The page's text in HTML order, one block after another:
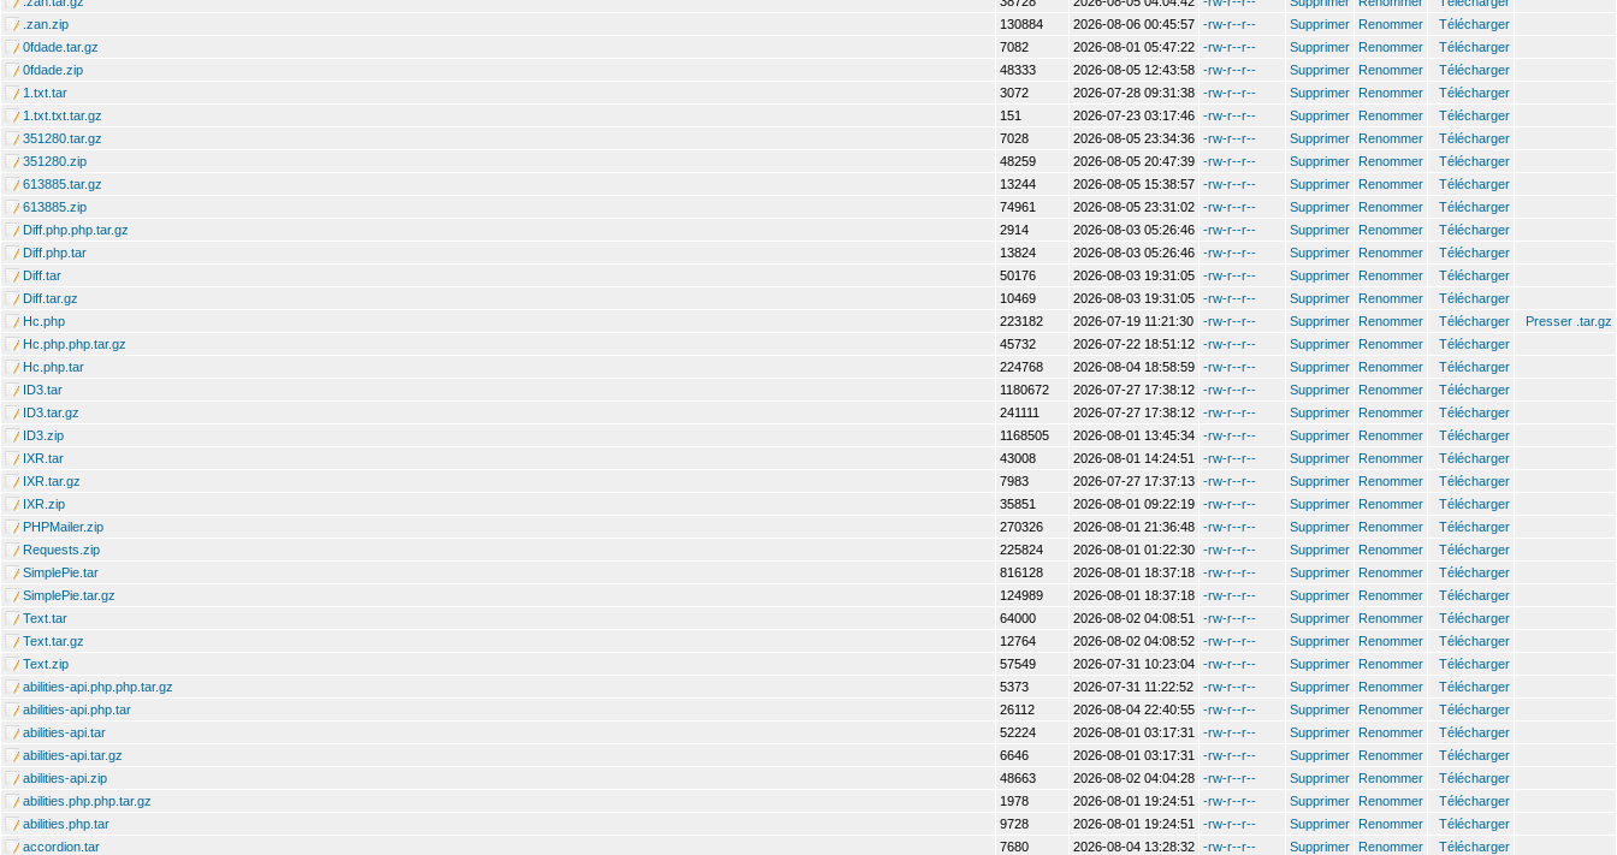
.zan.zip
130884 2026-08-06 00:45:57 -rw-r--r-- Supprimer Renommer
Télécharger
0fdade.tar.gz
7082 2026-08-01 05:47:22 -rw-r--r-- Supprimer Renommer
Télécharger
0fdade.zip
48333 2026-08-05 12:43:58 -rw-r--r-- Supprimer Renommer
Télécharger
1.txt.tar
3072 2026-07-28 09:31:38 -rw-r--r-- Supprimer Renommer
Télécharger
1.txt.txt.tar.gz
151 2026-07-23 03:17:46 -rw-r--r-- Supprimer Renommer
Télécharger
351280.tar.gz
7028 2026-08-05 23:34:36 -rw-r--r-- Supprimer Renommer
Télécharger
351280.zip
48259 2026-08-05 20:47:39 -rw-r--r-- Supprimer Renommer
Télécharger
613885.tar.gz
13244 2026-08-05 15:38:57 -rw-r--r-- Supprimer Renommer
Télécharger
613885.zip
74961 2026-08-05 23:31:02 -rw-r--r-- Supprimer Renommer
Télécharger
Diff.php.php.tar.gz
2914 2026-08-03 05:26:46 -rw-r--r-- Supprimer Renommer
Télécharger
Diff.php.tar
13824 2026-08-03 05:26:46 -rw-r--r-- Supprimer Renommer
Télécharger
Diff.tar
50176 2026-08-03 19:31:05 -rw-r--r-- Supprimer Renommer
Télécharger
Diff.tar.gz
10469 2026-08-03 19:31:05 -rw-r--r-- Supprimer Renommer
Télécharger
Hc.php
223182 2026-07-19 11:21:30 -rw-r--r-- Supprimer Renommer Télécharger
Presser .tar.gz
Hc.php.php.tar.gz
45732 2026-07-22 18:51:12 -rw-r--r-- Supprimer Renommer
Télécharger
Hc.php.tar
224768 2026-08-04 18:58:59 -rw-r--r-- Supprimer Renommer
Télécharger
ID3.tar
1180672 2026-07-27 17:38:12 -rw-r--r-- Supprimer Renommer
Télécharger
ID3.tar.gz
241111 2026-07-27 17:38:12 -rw-r--r-- Supprimer Renommer
Télécharger
ID3.zip
1168505 2026-08-01 13:45:34 -rw-r--r-- Supprimer Renommer
Télécharger
IXR.tar
43008 2026-08-01 14:24:51 -rw-r--r-- Supprimer Renommer
Télécharger
IXR.tar.gz
7983 2026-07-27 17:37:13 -rw-r--r-- Supprimer Renommer
Télécharger
IXR.zip
35851 2026-08-01 09:22:19 -rw-r--r-- Supprimer Renommer
Télécharger
PHPMailer.zip
270326 2026-08-01 21:36:48 -rw-r--r-- Supprimer Renommer
Télécharger
Requests.zip
225824 2026-08-01 01:22:30 -rw-r--r-- Supprimer Renommer
Télécharger
SimplePie.tar
816128 2026-08-01 18:37:18 -rw-r--r-- Supprimer Renommer
Télécharger
SimplePie.tar.gz
124989 2026-08-01 18:37:18 -rw-r--r-- Supprimer Renommer
Télécharger
Text.tar
64000 2026-08-02 04:08:51 -rw-r--r-- Supprimer Renommer
Télécharger
Text.tar.gz
12764 2026-08-02 04:08:52 -rw-r--r-- Supprimer Renommer
Télécharger
Text.zip
57549 2026-07-31 10:23:04 -rw-r--r-- Supprimer Renommer
Télécharger
abilities-api.php.php.tar.gz
5373 2026-07-31 11:22:52 -rw-r--r-- Supprimer Renommer
Télécharger
abilities-api.php.tar
26112 2026-08-04 22:40:55 -rw-r--r-- Supprimer Renommer
Télécharger
abilities-api.tar
52224 2026-08-01 03:17:31 -rw-r--r-- Supprimer Renommer
Télécharger
abilities-api.tar.gz
6646 2026-08-01 03:17:31 -rw-r--r-- Supprimer Renommer
Télécharger
abilities-api.zip
48663 2026-08-02 04:04:28 -rw-r--r-- Supprimer Renommer
Télécharger
abilities.php.php.tar.gz
1978 2026-08-01 19:24:51 -rw-r--r-- Supprimer Renommer
Télécharger
abilities.php.tar
9728 2026-08-01 19:24:51 -rw-r--r-- Supprimer Renommer
Télécharger
accordion.tar
7680 2026-08-04 13:28:32 -rw-r--r-- Supprimer Renommer
Télécharger